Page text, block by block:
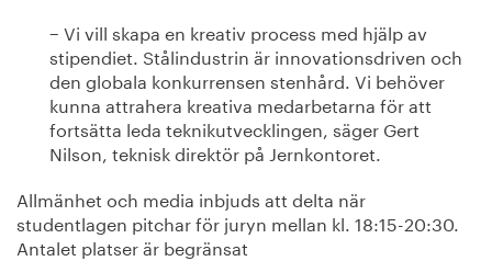
− Vi vill skapa en kreativ process med hjälp av
stipendiet. Stålindustrin är innovationsdriven och
den globala konkurrensen stenhård. Vi behöver
kunna attrahera kreativa medarbetarna för att
fortsätta leda teknikutvecklingen, säger Gert
Nilson, teknisk direktör på Jernkontoret.
Allmänhet och media inbjuds att delta när
studentlagen pitchar för juryn mellan kl. 18:15-20:30.
Antalet platser är begränsat